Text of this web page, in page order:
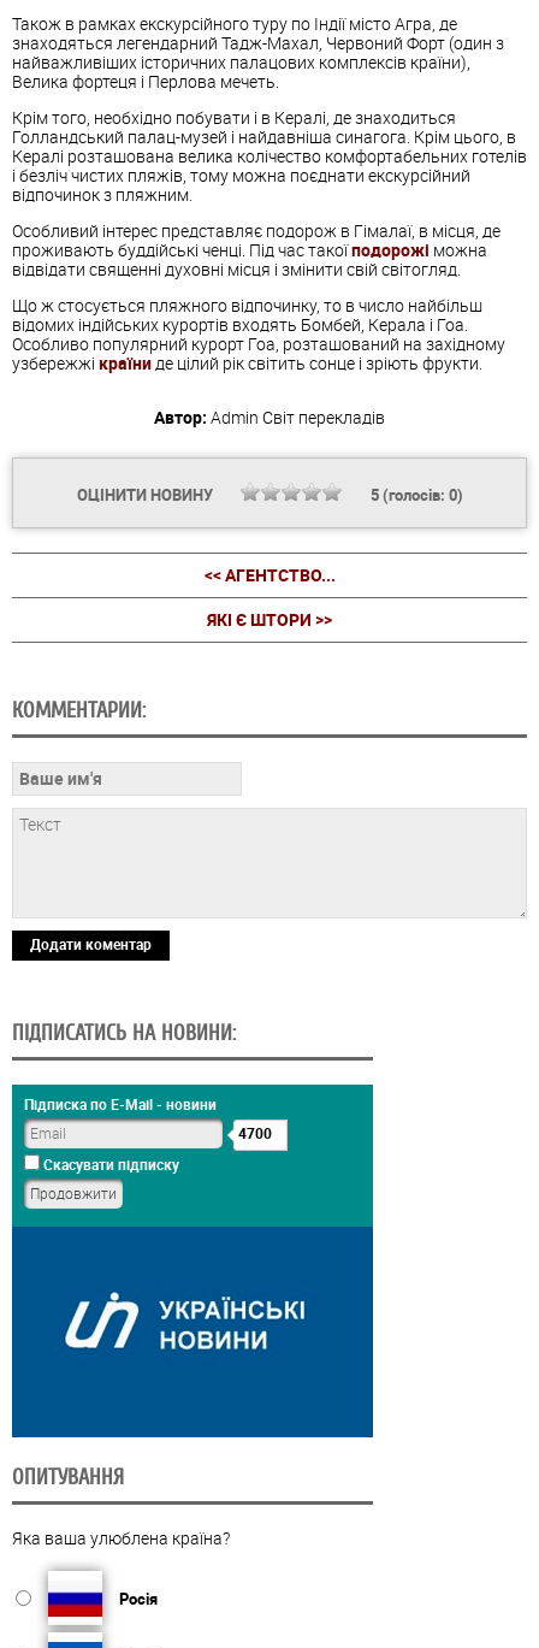
Також в рамках екскурсійного туру по Індії місто Агра, де
знаходяться легендарний Тадж-Махал, Червоний Форт (один з
найважливіших історичних палацових комплексів країни),
Велика фортеця і Перлова мечеть.
Крім того, необхідно побувати і в Кералі, де знаходиться
Голландський палац-музей і найдавніша синагога. Крім цього, в
Кералі розташована велика колічество комфортабельних готелів
і безліч чистих пляжів, тому можна поєднати екскурсійний
відпочинок з пляжним.
Особливий інтерес представляє подорож в Гімалаї, в місця, де
проживають буддійські ченці. Під час такоїподорожі можна
відвідати священні духовні місця і змінити свій світогляд.
Що ж стосується пляжного відпочинку, то в число найбільш
відомих індійських курортів входять Бомбей, Керала і Гоа.
Особливо популярний курорт Гоа, розташований на західному
узбережжі країниде цілий рік світить сонце і зріють фрукти.
Автор: Admin Світ перекладів
ОЦІНИТИ НОВИНУ 5(голосів: 0)
<< АГЕНТСТВО...
ЯКІ Є ШТОРИ >>
КОММЕНТАРИИ:
Додати коментар
ПІДПИСАТИСЬ НА НОВИНИ:
Підписка по E-Mail - новини
4700
Скасувати підписку
ОПИТУВАННЯ
Яка ваша улюблена країна?
Росія